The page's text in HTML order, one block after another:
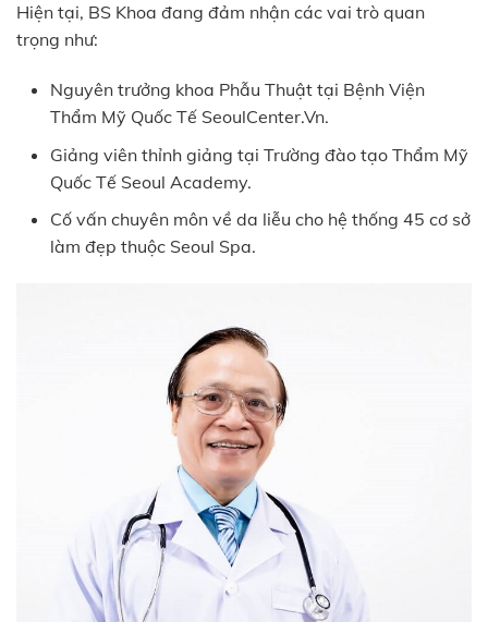
Hiện tại, BS Khoa đang đảm nhận các vai trò quan
trọng như:
Nguyên trưởng khoa Phẫu Thuật tại Bệnh Viện
Thẩm Mỹ Quốc Tế SeoulCenter.Vn.
Giảng viên thỉnh giảng tại Trường đào tạo Thẩm Mỹ
Quốc Tế Seoul Academy.
Cố vấn chuyên môn về da liễu cho hệ thống 45 cơ sở
làm đẹp thuộc Seoul Spa.